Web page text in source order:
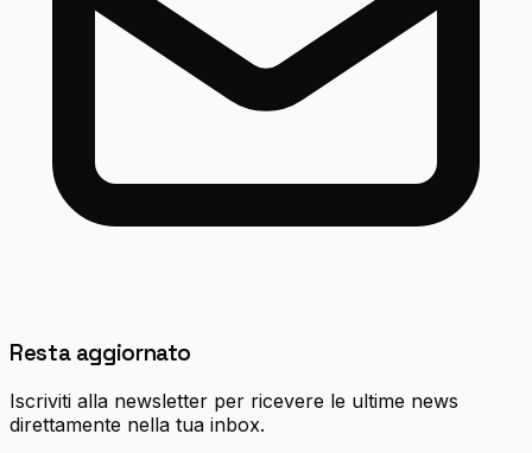
Resta aggiornato
Iscriviti alla newsletter per ricevere le ultime news
direttamente nella tua inbox.